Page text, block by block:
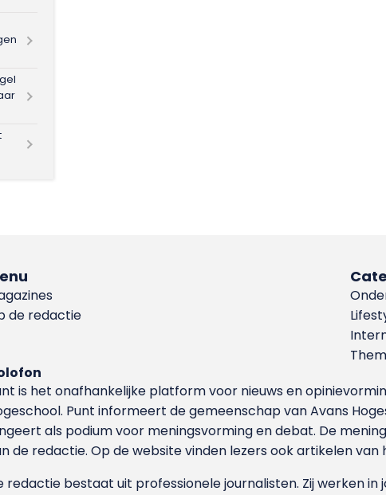
de redactie
is het onafhankelijke platform voor nieuws en
Punt informeert de gemeenschap van Avans
als podium voor meningsvorming en debat. De
de redactie. Op de website vinden lezers ook artikelen van
redactie bestaat uit professionele journalisten. Zij werken